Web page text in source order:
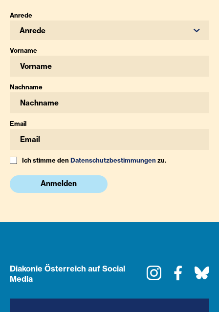
Anrede
Anrede
Vorname
Nachname
Email
Ich stimme denDatenschutzbestimmungenzu.
Anmelden
Diakonie Österreich auf Social
Media
Instagram